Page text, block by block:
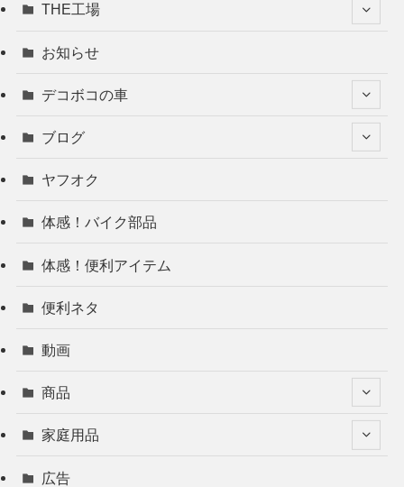
THE工場
お知らせ
デコボコの車
ブログ
ヤフオク
体感！バイク部品
体感！便利アイテム
便利ネタ
動画
商品
家庭用品
広告